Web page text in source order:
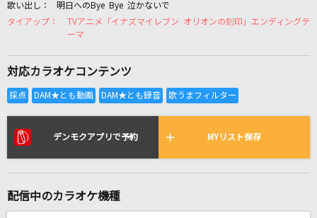
カラオケリクエスト
全国りれき
リアルタイムで歌われている曲の一覧
テルーの唄
東京
明日へのBye Bye 泣かないで
TVアニメ「イナズマイレブン オリオンの刻印」エンディングテ
ーマ
対応カラオケコンテンツ
デンモクアプリで予約 MYリスト保存
配信中のカラオケ機種